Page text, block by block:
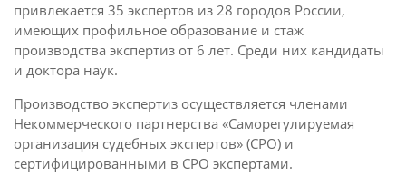
привлекается 35 экспертов из 28 городов России,
имеющих профильное образование и стаж
производства экспертиз от 6 лет. Среди них кандидаты
и доктора наук.
Производство экспертиз осуществляется членами
Некоммерческого партнерства «Саморегулируемая
организация судебных экспертов» (СРО) и
сертифицированными в СРО экспертами.